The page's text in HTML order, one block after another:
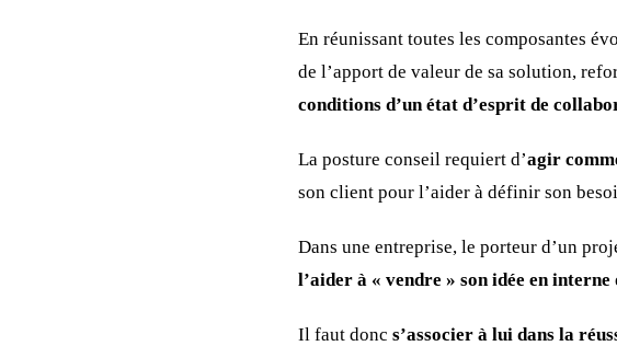
En réunissant toutes les composantes
de l’apport de valeur de sa solution,
conditions d’un état d’esprit de
La posture conseil requiert d’agir
son client pour l’aider à définir son
Dans une entreprise, le porteur d’un
l’aider à « vendre » son idée en interne
Il faut donc s’associer à lui dans la